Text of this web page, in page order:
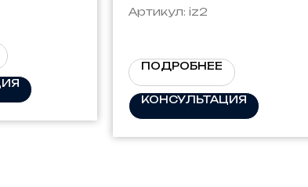
Артикул: iz2
ПОДРОБНЕЕ
КОНСУЛЬТАЦИЯ